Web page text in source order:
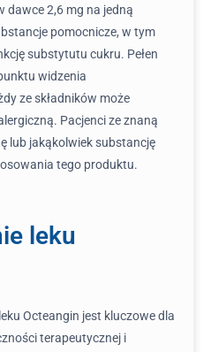
dawce 2,6 mg na jedną
pomocnicze, w tym
substytutu cukru. Pełen
widzenia
ze składników może
Pacjenci ze znaną
lub jakąkolwiek substancję
tego produktu.
leku
Octeangin jest kluczowe dla
terapeutycznej i